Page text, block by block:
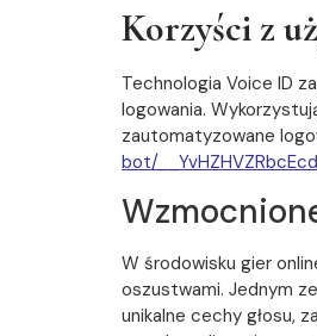
Korzyści z
Technologia Voice ID
logowania.
zautomatyzowane
bot/
W środowisku gier
oszustwami. Jednym
unikalne cechy głosu,